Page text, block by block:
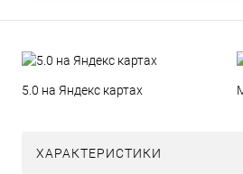
5.0 на Яндекс картах
ХАРАКТЕРИСТИКИ